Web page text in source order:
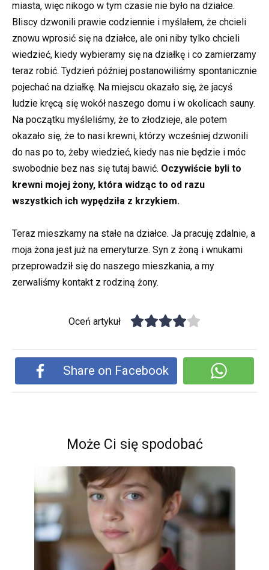
miasta, więc nikogo w tym czasie nie było na działce.
Bliscy dzwonili prawie codziennie i myślałem, że chcieli
znowu wprosić się na działce, ale oni niby tylko chcieli
wiedzieć, kiedy wybieramy się na działkę i co zamierzamy
teraz robić. Tydzień później postanowiliśmy spontanicznie
pojechać na działkę. Na miejscu okazało się, że jacyś
ludzie kręcą się wokół naszego domu i w okolicach sauny.
Na początku myśleliśmy, że to złodzieje, ale potem
okazało się, że to nasi krewni, którzy wcześniej dzwonili
do nas po to, żeby wiedzieć, kiedy nas nie będzie i móc
swobodnie bez nas się tutaj bawić. Oczywiście byli to
krewni mojej żony, która widząc to od razu
wszystkich ich wypędziła z krzykiem.
Teraz mieszkamy na stałe na działce. Ja pracuję zdalnie, a
moja żona jest już na emeryturze. Syn z żoną i wnukami
przeprowadził się do naszego mieszkania, a my
zerwaliśmy kontakt z rodziną żony.
Oceń artykuł
Share on Facebook
Może Ci się spodobać